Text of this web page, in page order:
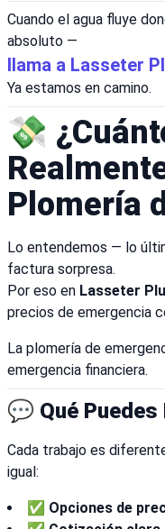
Cuando el agua fluye
absoluto —
llama a Lasseter
Ya estamos en camino.
💸
Plomería
Lo entendemos — lo
factura sorpresa.
Por eso en Lasseter
precios de emergencia
La plomería de
emergencia financiera.
💬 Qué Puedes
Cada trabajo es
igual:
✅ Opciones de